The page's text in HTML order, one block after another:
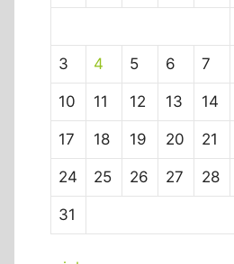
3 4 5 6 7
10 11 12 13 14
17 18 19 20 21
24 25 26 27 28
31